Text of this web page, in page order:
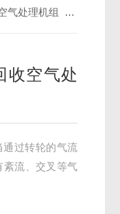
气处理机组 ZKW30-
收空气处
通过转轮的气流
紊流、交叉等气